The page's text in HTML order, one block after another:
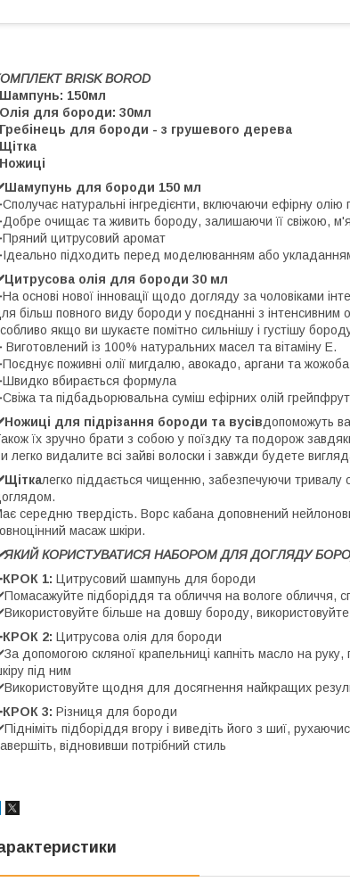
BRISK BOROD
150мл
для бороди: 30мл
для бороди - з грушевого дерева
для бороди 150 мл
натуральні інгредієнти, включаючи ефірну
очищає та живить бороду, залишаючи її свіжою,
цитрусовий аромат
підходить перед моделюванням або
олія для бороди 30 мл
основі нової інновації щодо догляду за чоловіками
більш повного виду бороди у поєднанні з
якщо ви шукаєте помітно сильнішу і густішу
Виготовлений із 100% натуральних масел та вітаміну Е.
поживні олії мигдалю, авокадо, аргани та
вбирається формула
та підбадьорювальна суміш ефірних олій
для підрізання бороди та вусівдопоможуть
їх зручно брати з собою у поїздку та подорож
легко видалите всі зайві волоски і завжди будете
легко піддається чищенню, забезпечуючи
середню твердість. Ворс кабана доповнений
масаж шкіри.
КОРИСТУВАТИСЯ НАБОРОМ ДЛЯ ДОГЛЯДУ
1: Цитрусовий шампунь для бороди
підборіддя та обличчя на вологе обличчя,
більше на довшу бороду, використовуйте
2: Цитрусова олія для бороди
допомогою скляної крапельниці капніть масло на
під ним
щодня для досягнення найкращих
3: Різниця для бороди
підборіддя вгору і виведіть його з шиї,
відновивши потрібний стиль